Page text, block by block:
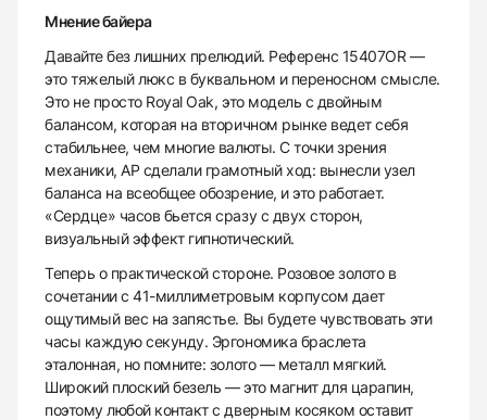
Мнение байера
Давайте без лишних прелюдий. Референс 15407OR —
это тяжелый люкс в буквальном и переносном смысле.
Это не просто Royal Oak, это модель с двойным
балансом, которая на вторичном рынке ведет себя
стабильнее, чем многие валюты. С точки зрения
механики, AP сделали грамотный ход: вынесли узел
баланса на всеобщее обозрение, и это работает.
«Сердце» часов бьется сразу с двух сторон,
визуальный эффект гипнотический.
Теперь о практической стороне. Розовое золото в
сочетании с 41-миллиметровым корпусом дает
ощутимый вес на запястье. Вы будете чувствовать эти
часы каждую секунду. Эргономика браслета
эталонная, но помните: золото — металл мягкий.
Широкий плоский безель — это магнит для царапин,
поэтому любой контакт с дверным косяком оставит